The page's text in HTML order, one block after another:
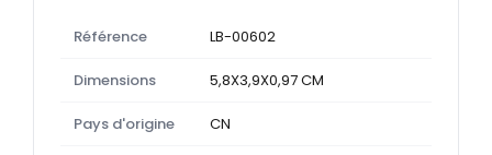
Outils & porte-clés
Référence LB-00602
Dimensions 5,8X3,9X0,97 CM
Pays d'origine CN